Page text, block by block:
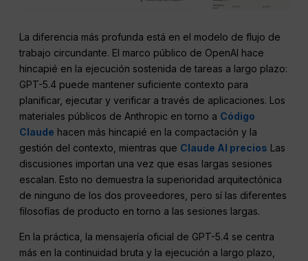
La diferencia más profunda está en el modelo de flujo de
trabajo circundante. El marco público de OpenAI hace
hincapié en la ejecución sostenida de tareas a largo plazo:
GPT-5.4 puede mantener suficiente contexto para
planificar, ejecutar y verificar a través de aplicaciones. Los
materiales públicos de Anthropic en torno a Código
Claude hacen más hincapié en la compactación y la
gestión del contexto, mientras que Claude AI precios Las
discusiones importan una vez que esas largas sesiones
escalan. Esto no demuestra la superioridad arquitectónica
de ninguno de los dos proveedores, pero sí las diferentes
filosofías de producto en torno a las sesiones largas.
En la práctica, la mensajería oficial de GPT-5.4 se centra
más en la continuidad bruta y la ejecución a largo plazo,